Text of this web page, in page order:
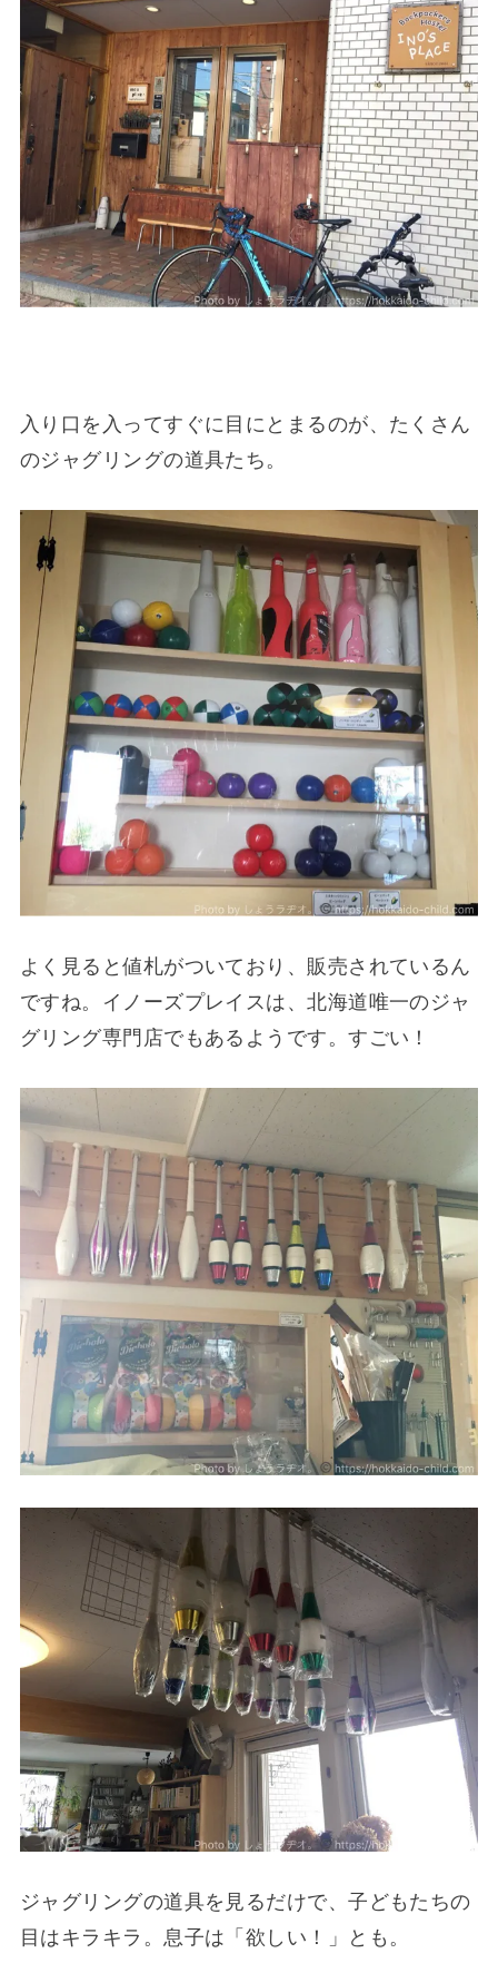
入り口を入ってすぐに目にとまるのが、たくさん
のジャグリングの道具たち。
よく見ると値札がついており、販売されているん
ですね。イノーズプレイスは、北海道唯一のジャ
グリング専門店でもあるようです。すごい！
ジャグリングの道具を見るだけで、子どもたちの
目はキラキラ。息子は「欲しい！」とも。